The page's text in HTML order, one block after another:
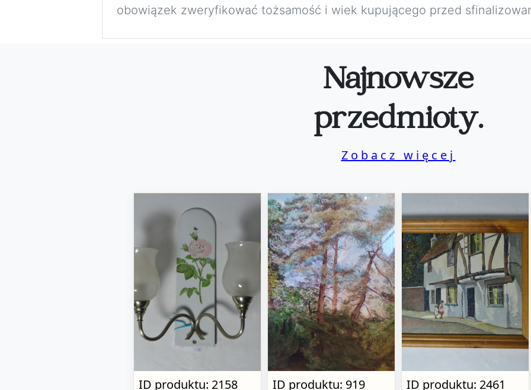
obowiązek zweryfikować tożsamość i wiek kupującego przed
Najnowsze
przedmioty.
Zobacz więcej
ID produktu: 2158 ID produktu: 919 ID produktu: 2461